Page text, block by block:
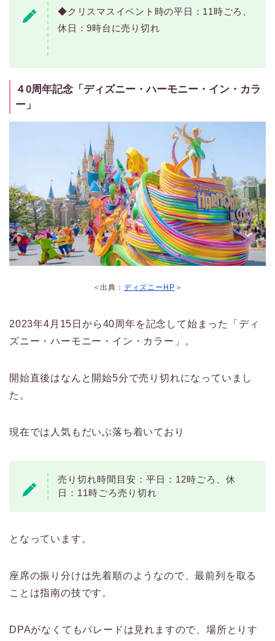
◆クリスマスイベント時の平日：11時ごろ、
休日：9時台に売り切れ
４0周年記念「ディズニー・ハーモニー・イン・カラ
ー」
＜出典： ディズニーHP ＞
2023年4月15日から40周年を記念して始まった「ディ
ズニー・ハーモニー・イン・カラー」。
開始直後はなんと開始5分で売り切れになっていまし
た。
現在では人気もだいぶ落ち着いており
売り切れ時間目安：平日：12時ごろ、休
日：11時ごろ売り切れ
となっています。
座席の振り分けは先着順のようなので、最前列を取る
ことは指南の技です。
DPAがなくてもパレードは見れますので、場所とりす